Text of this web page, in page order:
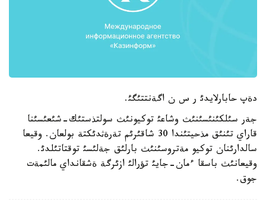
دةپ حابارلايدئ ر س ن اگةنتتئگئ.
جةر سئلكئنئسئنئث وشاعئ توكيونئث سولتذستئك-شئعئسئنا
قاراي تئنئق مذحيتئندا 30 شاقئرئم تةرةثدئكتة بولعان. وقيعا
سالدارئنان توكيو مةتروسئنئث بارلئق جةلئسئ توقتاتئلدئ.
وقيعانئث باسقا ءمان-جايئ تؤرالئ ازئرگة ةشقانداي مالئمةت
جوق.